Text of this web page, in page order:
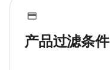
产品过滤条件